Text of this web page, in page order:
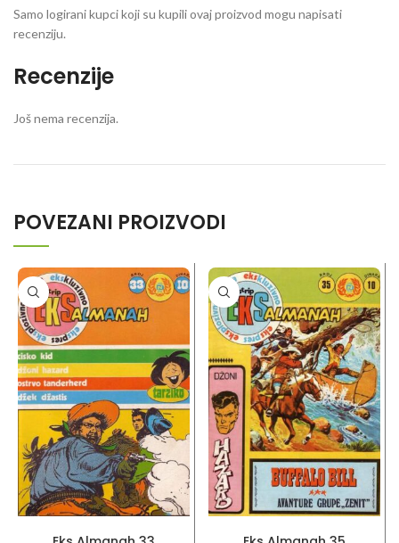
Recenzije
Još nema recenzija.
Samo logirani kupci koji su kupili ovaj proizvod mogu napisati
recenziju.
POVEZANI PROIZVODI